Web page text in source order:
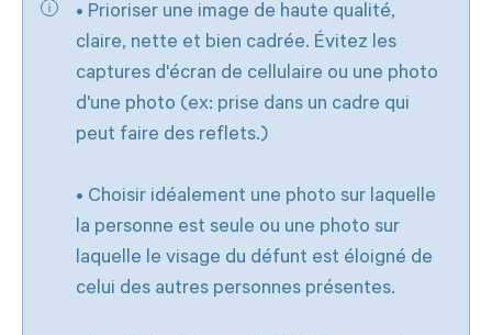
• Prioriser une image de haute qualité,
claire, nette et bien cadrée. Évitez les
captures d'écran de cellulaire ou une photo
d'une photo (ex: prise dans un cadre qui
peut faire des reflets.)
• Choisir idéalement une photo sur laquelle
la personne est seule ou une photo sur
laquelle le visage du défunt est éloigné de
celui des autres personnes présentes.